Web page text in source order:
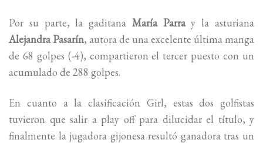
Por su parte, la gaditana María Parray la asturiana
Alejandra Pasarín, autora de una excelente última manga
de 68 golpes (-4), compartieron el tercer puesto con un
acumulado de 288 golpes.
En cuanto a la clasificación Girl, estas dos golfistas
tuvieron que salir a play off para dilucidar el título, y
finalmente la jugadora gijonesa resultó ganadora tras un